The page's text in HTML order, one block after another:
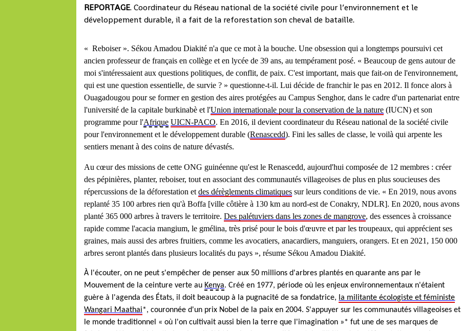
REPORTAGE. Coordinateur du Réseau national de la société civile pour l’environnement et le
développement durable, il a fait de la reforestation son cheval de bataille.
« Reboiser ». Sékou Amadou Diakité n'a que ce mot à la bouche. Une obsession qui a longtemps poursuivi cet
ancien professeur de français en collège et en lycée de 39 ans, au tempérament posé. « Beaucoup de gens autour de
moi s'intéressaient aux questions politiques, de conflit, de paix. C'est important, mais que fait-on de l'environnement,
qui est une question essentielle, de survie ? » questionne-t-il. Lui décide de franchir le pas en 2012. Il fonce alors à
Ouagadougou pour se former en gestion des aires protégées au Campus Senghor, dans le cadre d'un partenariat entre
l'université de la capitale burkinabè et l'Union internationale pour la conservation de la nature (IUCN) et son
programme pour l'Afrique UICN-PACO. En 2016, il devient coordinateur du Réseau national de la société civile
pour l'environnement et le développement durable (Renascedd). Fini les salles de classe, le voilà qui arpente les
sentiers menant à des coins de nature dévastés.
Au cœur des missions de cette ONG guinéenne qu'est le Renascedd, aujourd'hui composée de 12 membres : créer
des pépinières, planter, reboiser, tout en associant des communautés villageoises de plus en plus soucieuses des
répercussions de la déforestation etdes dérèglements climatiques sur leurs conditions de vie. « En 2019, nous avons
replanté 35 100 arbres rien qu'à Boffa [ville côtière à 130 km au nord-est de Conakry, NDLR]. En 2020, nous avons
planté 365 000 arbres à travers le territoire.Des palétuviers dans les zones de mangrove, des essences à croissance
rapide comme l'acacia mangium, le gmélina, très prisé pour le bois d'œuvre et par les troupeaux, qui apprécient ses
graines, mais aussi des arbres fruitiers, comme les avocatiers, anacardiers, manguiers, orangers. Et en 2021, 150 000
arbres seront plantés dans plusieurs localités du pays », résume Sékou Amadou Diakité.
À l'écouter, on ne peut s'empêcher de penser aux 50 millions d'arbres plantés en quarante ans par le
Mouvement de la ceinture verte au Kenya. Créé en 1977, période où les enjeux environnementaux n'étaient
guère à l'agenda des États, il doit beaucoup à la pugnacité de sa fondatrice, la militante écologiste et féministe
Wangari Maathai*, couronnée d'un prix Nobel de la paix en 2004. S'appuyer sur les communautés villageoises et
le monde traditionnel « où l'on cultivait aussi bien la terre que l'imagination »* fut une de ses marques de